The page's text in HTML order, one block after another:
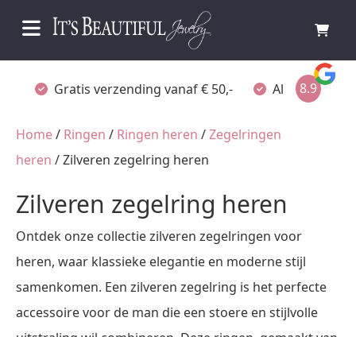
Gratis verzending vanaf € 50,- Altijd verpakt
8.9
Home/ Ringen / Ringen heren /Zegelringen
heren / Zilveren zegelring heren
Zilveren zegelring heren
Ontdek onze collectie zilveren zegelringen voor
heren, waar klassieke elegantie en moderne stijl
samenkomen. Een zilveren zegelring is het perfecte
accessoire voor de man die een stoere en stijlvolle